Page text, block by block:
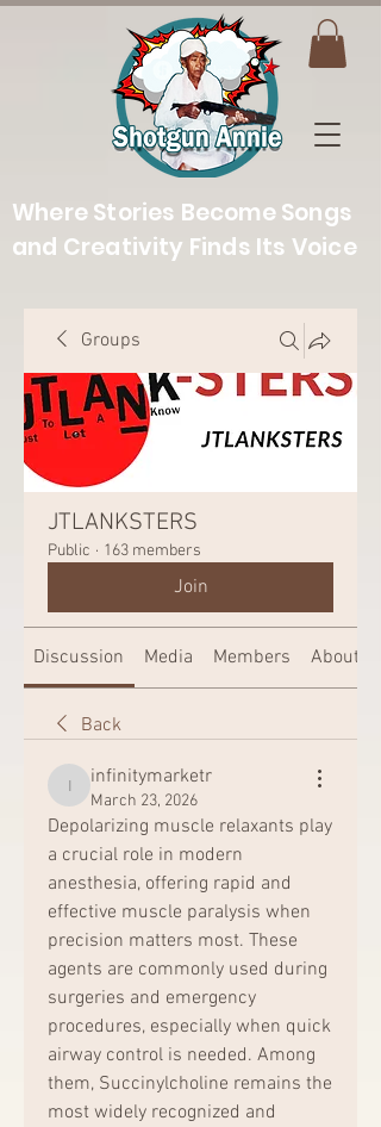
Where Stories Become Songs
and Creativity Finds Its Voice
Groups
JTLANKSTERS
Public · 163 members
Join
Discussion Media Members About
Back
infinitymarketr
infinitymarketr
March 23, 2026
Depolarizing muscle relaxants play
a crucial role in modern
anesthesia, offering rapid and
effective muscle paralysis when
precision matters most. These
agents are commonly used during
surgeries and emergency
procedures, especially when quick
airway control is needed. Among
them, Succinylcholine remains the
most widely recognized and